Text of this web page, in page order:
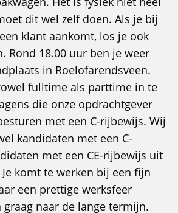
dit wel zelf doen. Als je bij
klant aankomt, los je ook
Rond 18.00 uur ben je weer
in Roelofarendsveen.
fulltime als parttime in te
die onze opdrachtgever
met een C-rijbewijs. Wij
kandidaten met een C-
met een CE-rijbewijs uit
komt te werken bij een fijn
een prettige werksfeer
graag naar de lange termijn.